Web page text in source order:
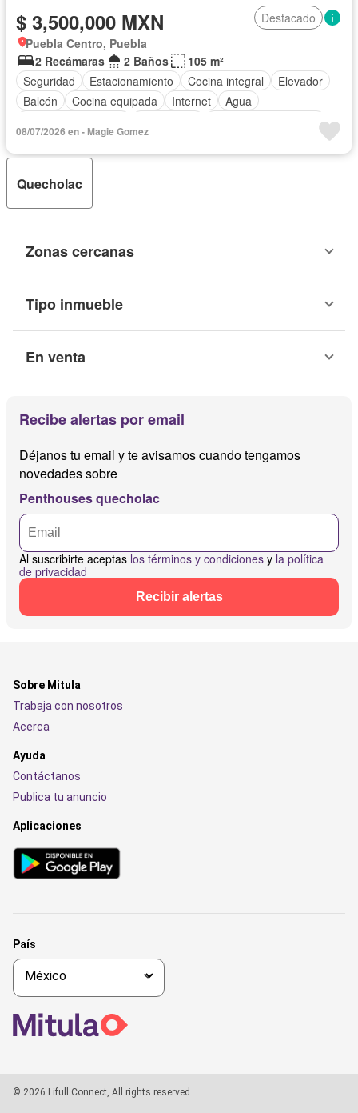
$ 3,500,000 MXN
Destacado
Puebla Centro, Puebla
2 Recámaras
2 Baños
105 m²
Seguridad
Estacionamiento Cocina integral
Elevador
Balcón
Cocina equipada Internet
Agua
Caseta de vigilancia
Completamente amueblado
08/07/2026 en - Magie Gomez
Quecholac
Zonas cercanas
Tipo inmueble
En venta
Recibe alertas por email
Déjanos tu email y te avisamos cuando tengamos
novedades sobre
Penthouses quecholac
Al suscribirte aceptas los términos y condiciones y la política
de privacidad
Recibir alertas
Sobre Mitula
Trabaja con nosotros
Acerca
Ayuda
Contáctanos
Publica tu anuncio
Aplicaciones
País
© 2026 Lifull Connect, All rights reserved